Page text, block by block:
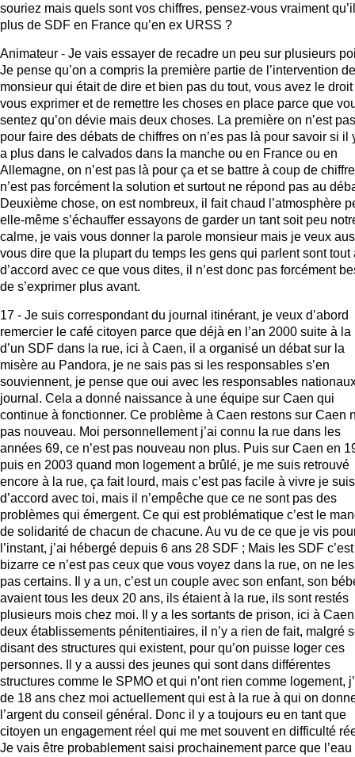
souriez mais quels sont vos chiffres, pensez-vous vraiment
plus de SDF en France qu’en ex URSS ?
Animateur - Je vais essayer de recadre un peu sur plusieurs
Je pense qu’on a compris la première partie de l’intervention de
monsieur qui était de dire et bien pas du tout, vous avez le droit
vous exprimer et de remettre les choses en place parce que
sentez qu’on dévie mais deux choses. La première on n’est
pour faire des débats de chiffres on n’es pas là pour savoir si il
a plus dans le calvados dans la manche ou en France ou en
Allemagne, on n’est pas là pour ça et se battre à coup de
n’est pas forcément la solution et surtout ne répond pas au
Deuxième chose, on est nombreux, il fait chaud l’atmosphère
elle-même s’échauffer essayons de garder un tant soit peu
calme, je vais vous donner la parole monsieur mais je veux
vous dire que la plupart du temps les gens qui parlent sont tout
d’accord avec ce que vous dites, il n’est donc pas forcément
de s’exprimer plus avant.
17 - Je suis correspondant du journal itinérant, je veux d’abord
remercier le café citoyen parce que déjà en l’an 2000 suite à la
d’un SDF dans la rue, ici à Caen, il a organisé un débat sur la
misère au Pandora, je ne sais pas si les responsables s’en
souviennent, je pense que oui avec les responsables
journal. Cela a donné naissance à une équipe sur Caen qui
continue à fonctionner. Ce problème à Caen restons sur Caen
pas nouveau. Moi personnellement j’ai connu la rue dans les
années 69, ce n’est pas nouveau non plus. Puis sur Caen en
puis en 2003 quand mon logement a brûlé, je me suis retrouvé
encore à la rue, ça fait lourd, mais c’est pas facile à vivre je suis
d’accord avec toi, mais il n’empêche que ce ne sont pas des
problèmes qui émergent. Ce qui est problématique c’est le
de solidarité de chacun de chacune. Au vu de ce que je vis
l’instant, j’ai hébergé depuis 6 ans 28 SDF ; Mais les SDF c’est
bizarre ce n’est pas ceux que vous voyez dans la rue, on ne
pas certains. Il y a un, c’est un couple avec son enfant, son
avaient tous les deux 20 ans, ils étaient à la rue, ils sont restés
plusieurs mois chez moi. Il y a les sortants de prison, ici à
deux établissements pénitentiaires, il n’y a rien de fait, malgré
disant des structures qui existent, pour qu’on puisse loger ces
personnes. Il y a aussi des jeunes qui sont dans différentes
structures comme le SPMO et qui n’ont rien comme logement,
de 18 ans chez moi actuellement qui est à la rue à qui on
l’argent du conseil général. Donc il y a toujours eu en tant que
citoyen un engagement réel qui me met souvent en difficulté
Je vais être probablement saisi prochainement parce que l’eau